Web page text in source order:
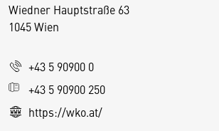
Wiedner Hauptstraße 63
1045 Wien
+43 5 90900 0
+43 5 90900 250
https://wko.at/
D
s
e
S